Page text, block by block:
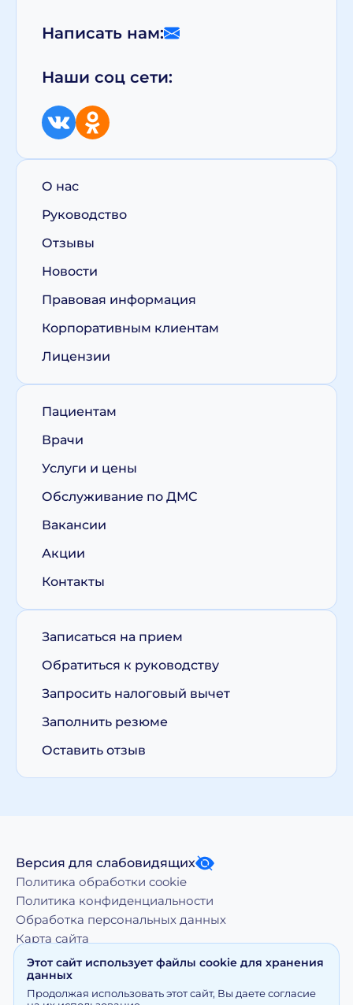
Написать нам:
Наши соц сети:
О нас
Руководство
Отзывы
Новости
Правовая информация
Корпоративным клиентам
Лицензии
Пациентам
Врачи
Услуги и цены
Обслуживание по ДМС
Вакансии
Акции
Контакты
Записаться на прием
Обратиться к руководству
Запросить налоговый вычет
Заполнить резюме
Оставить отзыв
Версия для слабовидящих
Политика обработки cookie
Политика конфиденциальности
Обработка персональных данных
Карта сайта
использование материалов, размещенных на moy-
Этот сайт использует файлы cookie для хранения
данных
Продолжая использовать этот сайт, Вы даете согласие